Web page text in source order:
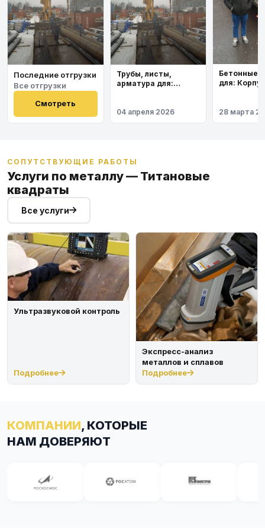
Последние отгрузки
Все отгрузки
Смотреть
Трубы, листы,
арматура для:
04 апреля 2026
Бетонные
для:
28 марта
СОПУТСТВУЮЩИЕ РАБОТЫ
Услуги по металлу — Титановые
квадраты
Все услуги
Ультразвуковой контроль
Подробнее
Экспресс-анализ
металлов и сплавов
Подробнее
КОМПАНИИ, КОТОРЫЕ
НАМ ДОВЕРЯЮТ